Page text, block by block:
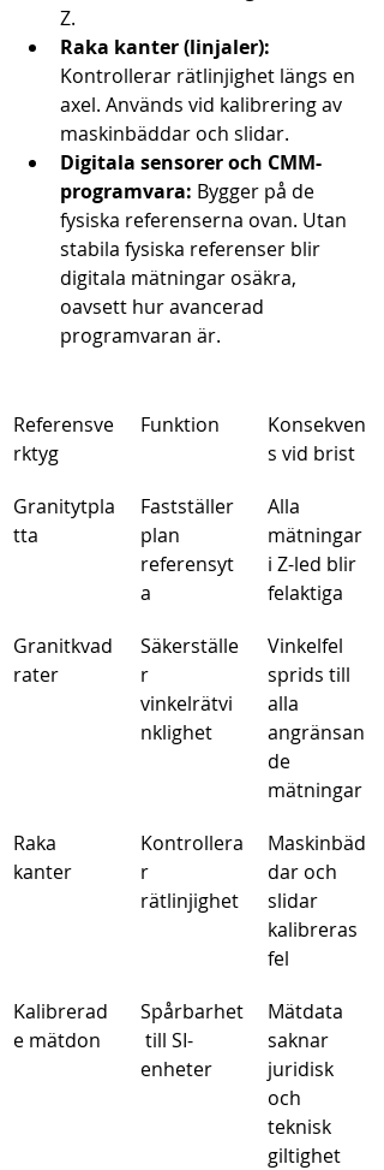
Z.
Raka kanter (linjaler):
Kontrollerar rätlinjighet längs en
axel. Används vid kalibrering av
maskinbäddar och slidar.
Digitala sensorer och CMM-
programvara: Bygger på de
fysiska referenserna ovan. Utan
stabila fysiska referenser blir
digitala mätningar osäkra,
oavsett hur avancerad
programvaran är.
Referensve
rktyg
Funktion
Konsekven
s vid brist
Granitytpla
tta
Fastställer
plan
referensyt
a
Alla
mätningar
i Z-led blir
felaktiga
Granitkvad
rater
Säkerställe
r
vinkelrätvi
nklighet
Vinkelfel
sprids till
alla
angränsan
de
mätningar
Raka
kanter
Kontrollera
r
rätlinjighet
Maskinbäd
dar och
slidar
kalibreras
fel
Kalibrerad
e mätdon
Spårbarhet
till SI-
enheter
Mätdata
saknar
juridisk
och
teknisk
giltighet